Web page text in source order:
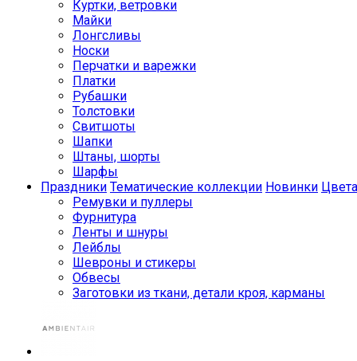
Куртки, ветровки
Майки
Лонгсливы
Носки
Перчатки и варежки
Платки
Рубашки
Толстовки
Свитшоты
Шапки
Штаны, шорты
Шарфы
Праздники Тематические коллекции Новинки Цвета
Ремувки и пуллеры
Фурнитура
Ленты и шнуры
Лейблы
Шевроны и стикеры
Обвесы
Заготовки из ткани, детали кроя, карманы